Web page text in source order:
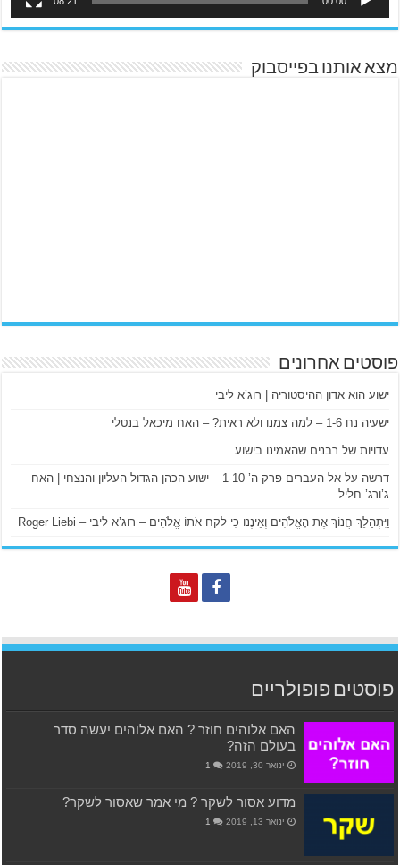
מצא אותנו בפייסבוק
פוסטים אחרונים
ישוע הוא אדון ההיסטוריה | רוג’א ליבי
ישעיה נח 1-6 – למה צמנו ולא ראית? – האח מיכאל בנטלי
עדויות של רבנים שהאמינו בישוע
דרשה על אל העברים פרק ה’ 1-10 – ישוע הכהן הגדול העליון והנצחי | האח
ג’ורג’ חליל
וַיִּתְהַלֵּךְ חֲנוֹךְ אֶת הָאֱלֹהִים וְאֵינֶנּוּ כִּי לקח אֹתוֹ אֱלֹהִים – רוג’א ליבי – Roger Liebi
פוסטים פופולריים
האם אלוהים חוזר ? האם אלוהים יעשה סדר
בעולם הזה?
ינואר 30, 2019 1
מדוע אסור לשקר ? מי אמר שאסור לשקר?
ינואר 13, 2019 1